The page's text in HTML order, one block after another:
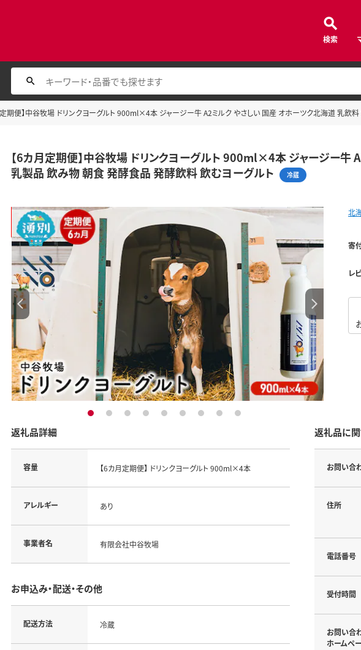
検索
定期便】中谷牧場 ドリンクヨーグルト 900ml×4本 ジャージー牛 A2ミルク やさしい 国産 オホーツク北海道 乳飲
【6カ月定期便】中谷牧場 ドリンクヨーグルト 900ml×4本 ジャージー牛
乳製品 飲み物 朝食 発酵食品 発酵飲料 飲むヨーグルト
冷蔵
1 2 3 4 5 6 7 8 9
北
寄
レ
返礼品詳細
容量 【6カ月定期便】 ドリンクヨーグルト 900ml×4本
アレルギー あり
事業者名 有限会社中谷牧場
お申込み・配送・その他
配送方法 冷蔵
返礼品に
お問い合
住所
電話番号
受付時間
お問い合
ホームペ